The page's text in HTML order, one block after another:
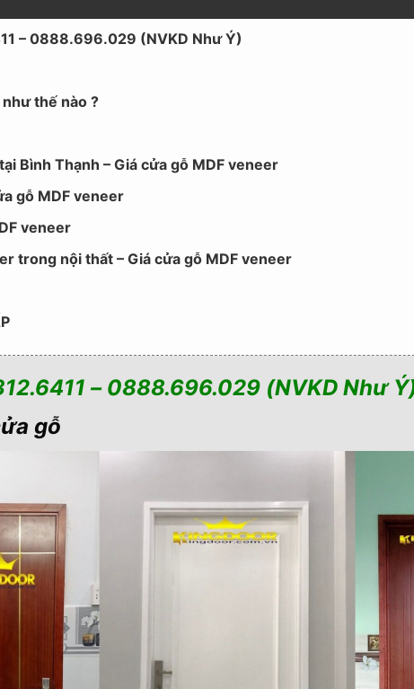
– 0888.696.029 (NVKD Như Ý)
thế nào ?
Bình Thạnh – Giá cửa gỗ MDF veneer
gỗ MDF veneer
veneer
trong nội thất – Giá cửa gỗ MDF veneer
– 0888.696.029 (NVKD Như
gỗ